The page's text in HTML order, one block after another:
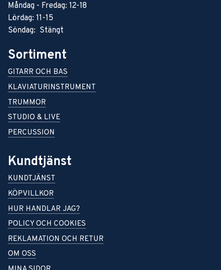
Måndag - Fredag: 12-18
Lördag: 11-15
Söndag: Stängt
Sortiment
GITARR OCH BAS
KLAVIATURINSTRUMENT
TRUMMOR
STUDIO & LIVE
PERCUSSION
Kundtjänst
KUNDTJÄNST
KÖPVILLKOR
HUR HANDLAR JAG?
POLICY OCH COOKIES
REKLAMATION OCH RETUR
OM OSS